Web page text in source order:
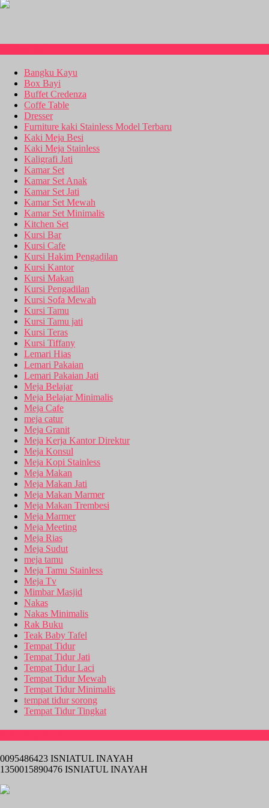
Bangku Kayu
Box Bayi
Buffet Credenza
Coffe Table
Dresser
Furniture kaki Stainless Model Terbaru
Kaki Meja Besi
Kaki Meja Stainless
Kaligrafi Jati
Kamar Set
Kamar Set Anak
Kamar Set Jati
Kamar Set Mewah
Kamar Set Minimalis
Kitchen Set
Kursi Bar
Kursi Cafe
Kursi Hakim Pengadilan
Kursi Kantor
Kursi Makan
Kursi Pengadilan
Kursi Sofa Mewah
Kursi Tamu
Kursi Tamu jati
Kursi Teras
Kursi Tiffany
Lemari Hias
Lemari Pakaian
Lemari Pakaian Jati
Meja Belajar
Meja Belajar Minimalis
Meja Cafe
meja catur
Meja Granit
Meja Kerja Kantor Direktur
Meja Konsul
Meja Kopi Stainless
Meja Makan
Meja Makan Jati
Meja Makan Marmer
Meja Makan Trembesi
Meja Marmer
Meja Meeting
Meja Rias
Meja Sudut
meja tamu
Meja Tamu Stainless
Meja Tv
Mimbar Masjid
Nakas
Nakas Minimalis
Rak Buku
Teak Baby Tafel
Tempat Tidur
Tempat Tidur Jati
Tempat Tidur Laci
Tempat Tidur Mewah
Tempat Tidur Minimalis
tempat tidur sorong
Tempat Tidur Tingkat
0095486423 ISNIATUL INAYAH
1350015890476 ISNIATUL INAYAH